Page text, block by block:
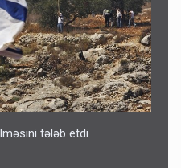
tələb etdi